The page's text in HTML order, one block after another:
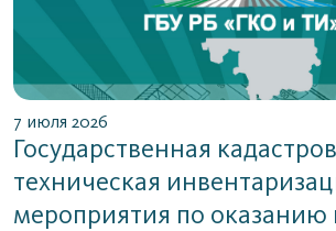
7 июля 2026
Государственная
техническая
мероприятия по оказанию